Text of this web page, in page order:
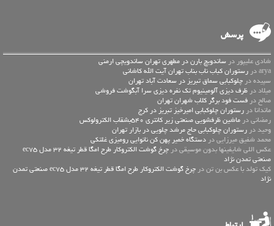
پرسش
شادی علیپور در ساندویچ بارن در مطهری تهران ساندویچی ارمنی
arya در
رستوران کباب ناب بناب تهران آیت الله کاشانی
سپیده در چلوکبابی سماق تبریز در سعادت آباد تهران
میلاد در ظرف دیزی آلومینیوم تک نفره دیزی سرا آبگوشت فروشی
صالح در فست فود برگر کلاب شهران تهران
ماندانا در رستوران چلوکبابی امیرخیز تبریز در کرج
رمضانی در ماشین ظرفشویی صنعتی زیر کانتری 540بشقاب الکترولوکس
وحید در رستوران چلوکبابی حاج مرشد چلویی در بازار تهران
محمد شفیق میرزایی در دستگاه خمیر پهن کن نانوایی رومیزی غلتکی
عكس اللي شايفينها بدون موسيقى در
چرخ گوشت الکتروکار طرح امگا قطر تیغه 32 مدل ec75
صنعتی تمدن نژاد
کیک تولد با عکس بن تن در
چرخ گوشت الکتروکار طرح امگا قطر تیغه 32 مدل ec75 صنعتی تمدن
نژاد